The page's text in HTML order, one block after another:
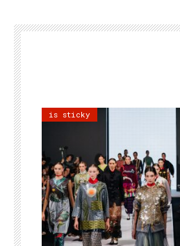
is sticky